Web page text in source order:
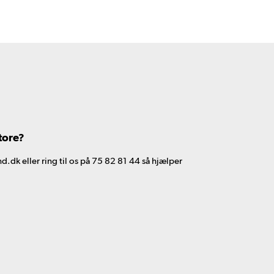
eller ring til os på 75 82 81 44 så hjælper